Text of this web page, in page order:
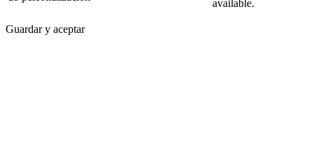
available.
Guardar y aceptar